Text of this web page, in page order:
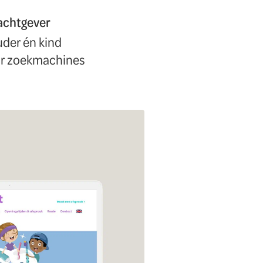
én kind
zoekmachines